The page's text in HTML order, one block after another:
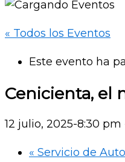
« Todos los Eventos
Este evento ha
Cenicienta, el
12 julio, 2025-8:30 pm
« Servicio de